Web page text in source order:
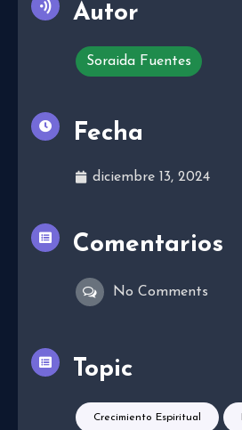
Autor
Soraida Fuentes
Fecha
diciembre 13, 2024
Comentarios
No Comments
Topic
Crecimiento Espiritual